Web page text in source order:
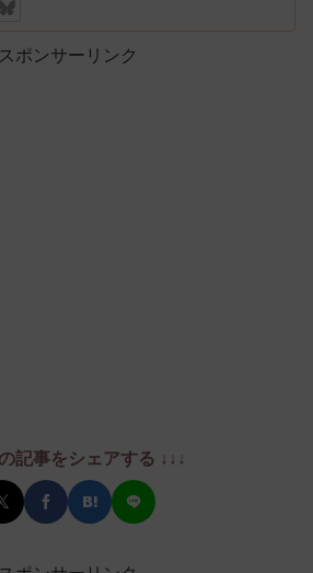
スポンサーリンク
記事をシェアする ↓↓↓